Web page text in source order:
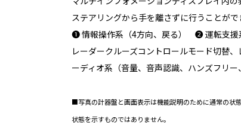
ステアリングから手を離さずに行うことがで
❶ 情報操作系（4方向、戻る） ❷ 運転支援
レーダークルーズコントロールモード切替
ーディオ系（音量、音声認識、ハンズフリー
■写真の計器盤と画面表示は機能説明のために通常の状
状態を示すものではありません。